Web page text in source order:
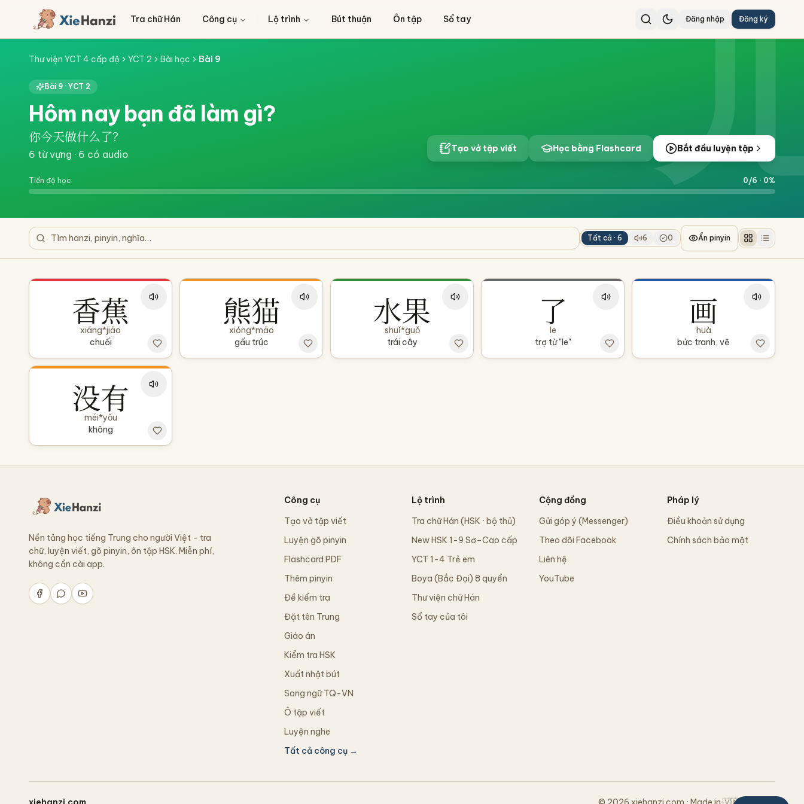
Tra chữ Hán Công cụ Lộ trình Bút thuận Ôn tập Sổ tay Đăng nhập Đăng ký
Thư viện YCT 4 cấp độ YCT 2 Bài học Bài 9
Bài 9 · YCT 2
Hôm nay bạn đã làm gì?
你今天做什么了？
6 từ vựng · 6 có audio Tạo vở tập viết Học bằng Flashcard Bắt đầu luyện tập
Tiến độ học 0/6 · 0%
Tất cả · 6 6 0 Ẩn pinyin
香蕉
xiāng*jiāo
chuối
熊猫
xióng*māo
gấu trúc
水果
shuǐ*guǒ
trái cây
了
le
trợ từ "le"
画
huà
bức tranh, vẽ
没有
méi*yǒu
không
Nền tảng học tiếng Trung cho người Việt - tra
chữ, luyện viết, gõ pinyin, ôn tập HSK. Miễn phí,
không cần cài app.
Công cụ
Tạo vở tập viết
Luyện gõ pinyin
Flashcard PDF
Thêm pinyin
Đề kiểm tra
Đặt tên Trung
Giáo án
Kiểm tra HSK
Xuất nhật bút
Song ngữ TQ-VN
Ô tập viết
Luyện nghe
Tất cả công cụ →
Lộ trình
Tra chữ Hán (HSK · bộ thủ)
New HSK 1-9 Sơ–Cao cấp
YCT 1-4 Trẻ em
Boya (Bắc Đại) 8 quyển
Thư viện chữ Hán
Sổ tay của tôi
Cộng đồng
Gửi góp ý (Messenger)
Theo dõi Facebook
Liên hệ
YouTube
Pháp lý
Điều khoản sử dụng
Chính sách bảo mật